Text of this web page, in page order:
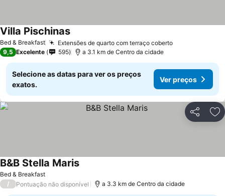
Bed & Breakfast Extensões de quarto com terraço coberto
Villa Pischinas
9,5 Excelente 595 a 3.1 km de Centro da cidade
Selecione as datas para ver os preços
exatos.
Ver preços
Partilhar
Bed & Breakfast
B&B Stella Maris
/ Pontuação não disponível a 3.3 km de Centro da cidade